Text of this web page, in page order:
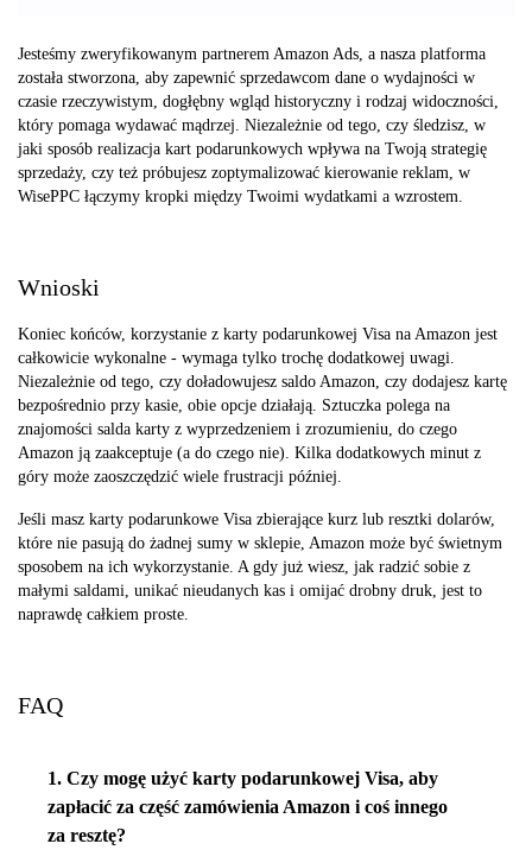
Jesteśmy zweryfikowanym partnerem Amazon Ads, a nasza platforma
została stworzona, aby zapewnić sprzedawcom dane o wydajności w
czasie rzeczywistym, dogłębny wgląd historyczny i rodzaj widoczności,
który pomaga wydawać mądrzej. Niezależnie od tego, czy śledzisz, w
jaki sposób realizacja kart podarunkowych wpływa na Twoją strategię
sprzedaży, czy też próbujesz zoptymalizować kierowanie reklam, w
WisePPC łączymy kropki między Twoimi wydatkami a wzrostem.
Wnioski
Koniec końców, korzystanie z karty podarunkowej Visa na Amazon jest
całkowicie wykonalne - wymaga tylko trochę dodatkowej uwagi.
Niezależnie od tego, czy doładowujesz saldo Amazon, czy dodajesz kartę
bezpośrednio przy kasie, obie opcje działają. Sztuczka polega na
znajomości salda karty z wyprzedzeniem i zrozumieniu, do czego
Amazon ją zaakceptuje (a do czego nie). Kilka dodatkowych minut z
góry może zaoszczędzić wiele frustracji później.
Jeśli masz karty podarunkowe Visa zbierające kurz lub resztki dolarów,
które nie pasują do żadnej sumy w sklepie, Amazon może być świetnym
sposobem na ich wykorzystanie. A gdy już wiesz, jak radzić sobie z
małymi saldami, unikać nieudanych kas i omijać drobny druk, jest to
naprawdę całkiem proste.
FAQ
1. Czy mogę użyć karty podarunkowej Visa, aby
zapłacić za część zamówienia Amazon i coś innego
za resztę?